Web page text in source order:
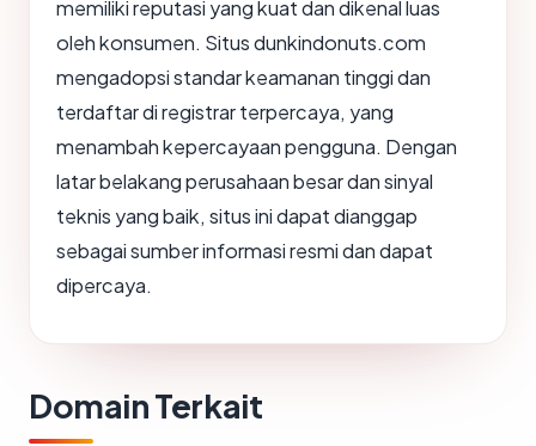
memiliki reputasi yang kuat dan dikenal luas
oleh konsumen. Situs dunkindonuts.com
mengadopsi standar keamanan tinggi dan
terdaftar di registrar terpercaya, yang
menambah kepercayaan pengguna. Dengan
latar belakang perusahaan besar dan sinyal
teknis yang baik, situs ini dapat dianggap
sebagai sumber informasi resmi dan dapat
dipercaya.
Domain Terkait